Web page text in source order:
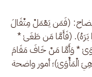
(فَمَن يَعْمَلْ مِثْقَالَ
يَرَهُ). (فَأَمَّا مَن طَغَىٰ *
* وَأَمَّا مَنْ خَافَ مَقَامَ
الْمَأْوَىٰ)؛ أمور واضحة